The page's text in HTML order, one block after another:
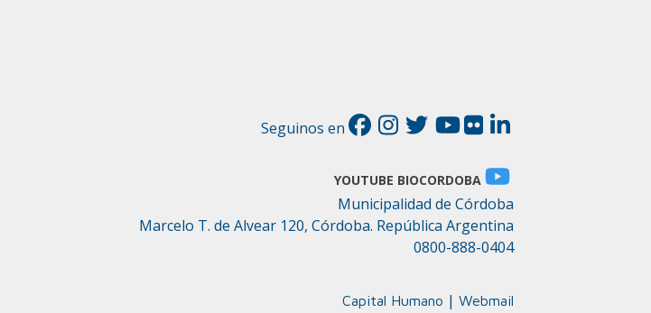
Seguinos en
YOUTUBE BIOCORDOBA
Municipalidad de Córdoba
Marcelo T. de Alvear 120, Córdoba. República Argentina
0800-888-0404
Capital Humano | Webmail